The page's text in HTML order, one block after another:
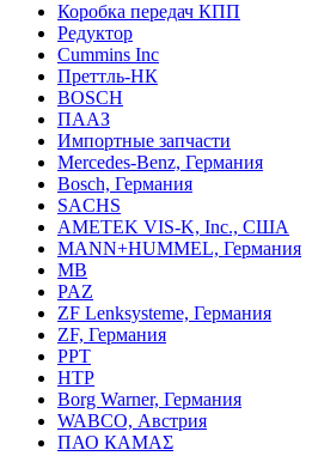
Коробка передач КПП
Редуктор
Cummins Inc
Преттль-НК
BOSCH
ПААЗ
Импортные запчасти
Mercedes-Benz, Германия
Bosch, Германия
SACHS
AMETEK VIS-K, Inc., США
MANN+HUMMEL, Германия
MB
PAZ
ZF Lenksysteme, Германия
ZF, Германия
PPT
HTP
Borg Warner, Германия
WABCO, Австрия
ПАО КАМАΣ